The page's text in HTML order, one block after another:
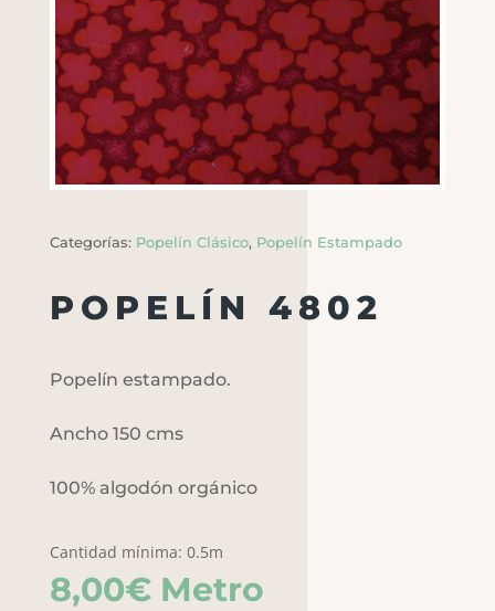
Categorías: Popelín Clásico, Popelín Estampado
POPELÍN 4802
Popelín estampado.
Ancho 150 cms
100% algodón orgánico
Cantidad mínima: 0.5m
8,00€ Metro